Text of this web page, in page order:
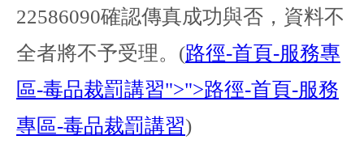
22586090確認傳真成功與否，資料不
全者將不予受理。 (路徑-首頁-服務專
區-毒品裁罰講習">">路徑-首頁-服務
專區-毒品裁罰講習)